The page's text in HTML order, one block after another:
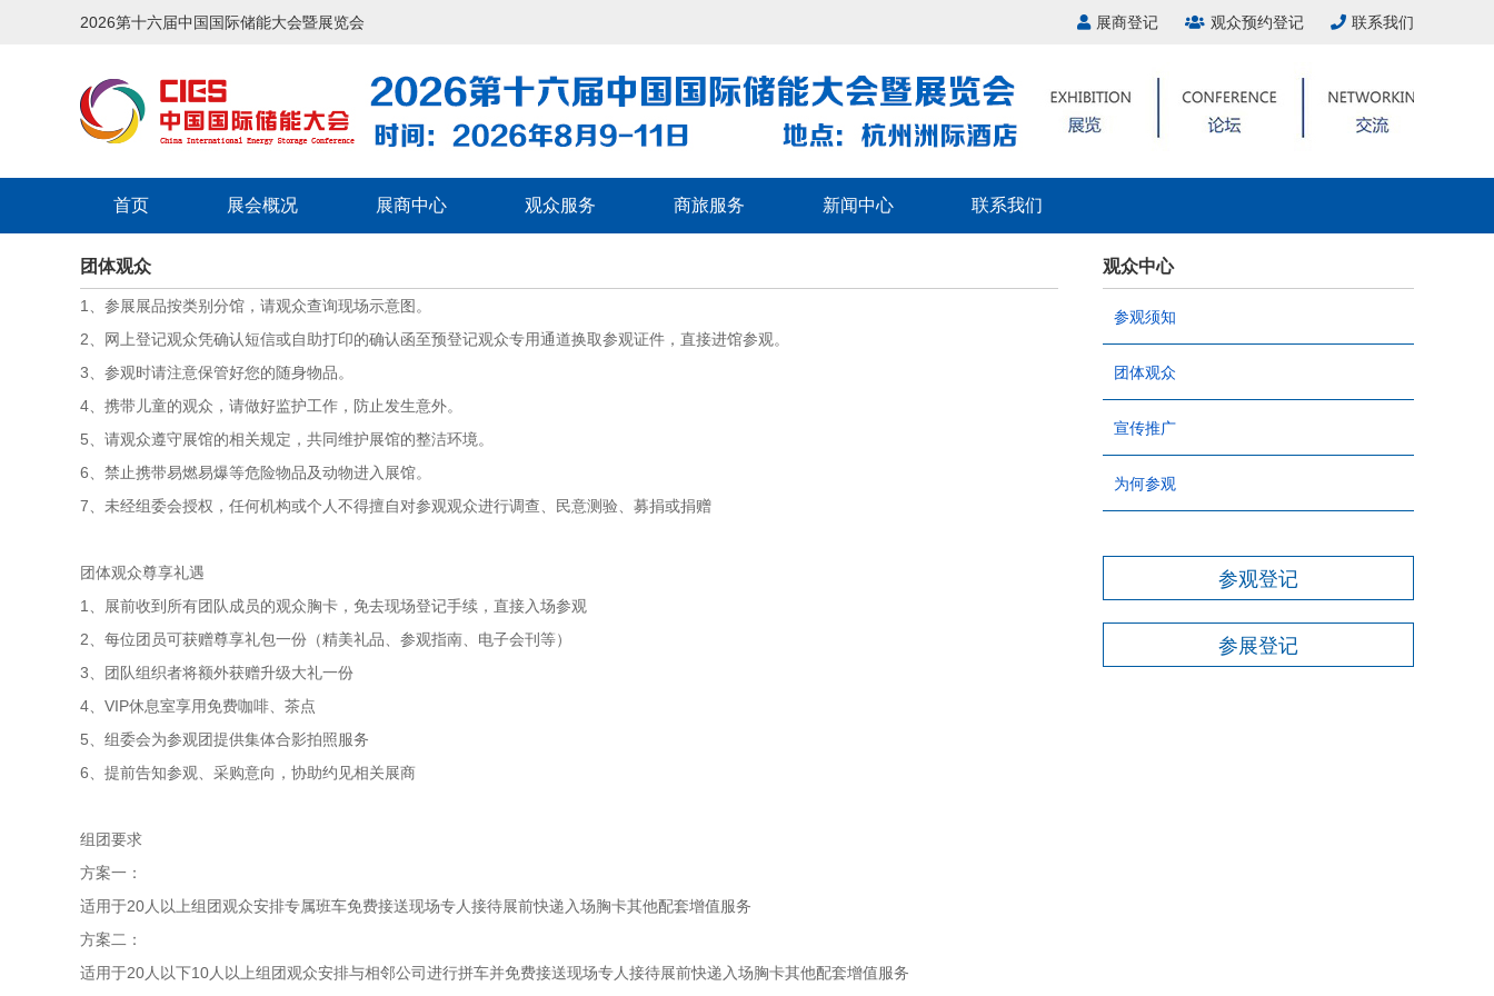
2026第十六届中国国际储能大会暨展览会 展商登记 观众预约登记 联系我们
首页 展会概况 展商中心 观众服务 商旅服务 新闻中心 联系我们
团体观众
1、参展展品按类别分馆，请观众查询现场示意图。
2、网上登记观众凭确认短信或自助打印的确认函至预登记观众专用通道换取参观证件，直接进馆参观。
3、参观时请注意保管好您的随身物品。
4、携带儿童的观众，请做好监护工作，防止发生意外。
5、请观众遵守展馆的相关规定，共同维护展馆的整洁环境。
6、禁止携带易燃易爆等危险物品及动物进入展馆。
7、未经组委会授权，任何机构或个人不得擅自对参观观众进行调查、民意测验、募捐或捐赠
团体观众尊享礼遇
1、展前收到所有团队成员的观众胸卡，免去现场登记手续，直接入场参观
2、每位团员可获赠尊享礼包一份（精美礼品、参观指南、电子会刊等）
3、团队组织者将额外获赠升级大礼一份
4、VIP休息室享用免费咖啡、茶点
5、组委会为参观团提供集体合影拍照服务
6、提前告知参观、采购意向，协助约见相关展商
组团要求
方案一：
适用于20人以上组团观众安排专属班车免费接送现场专人接待展前快递入场胸卡其他配套增值服务
方案二：
适用于20人以下10人以上组团观众安排与相邻公司进行拼车并免费接送现场专人接待展前快递入场胸卡其他配套增值服务
观众中心
参观须知
团体观众
宣传推广
为何参观
参观登记
参展登记